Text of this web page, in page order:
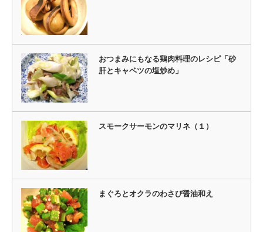
おつまみにもなる鶏肉料理のレシピ「砂
肝とキャベツの塩炒め」
スモークサーモンのマリネ（１）
まぐろとオクラのわさび醤油和え